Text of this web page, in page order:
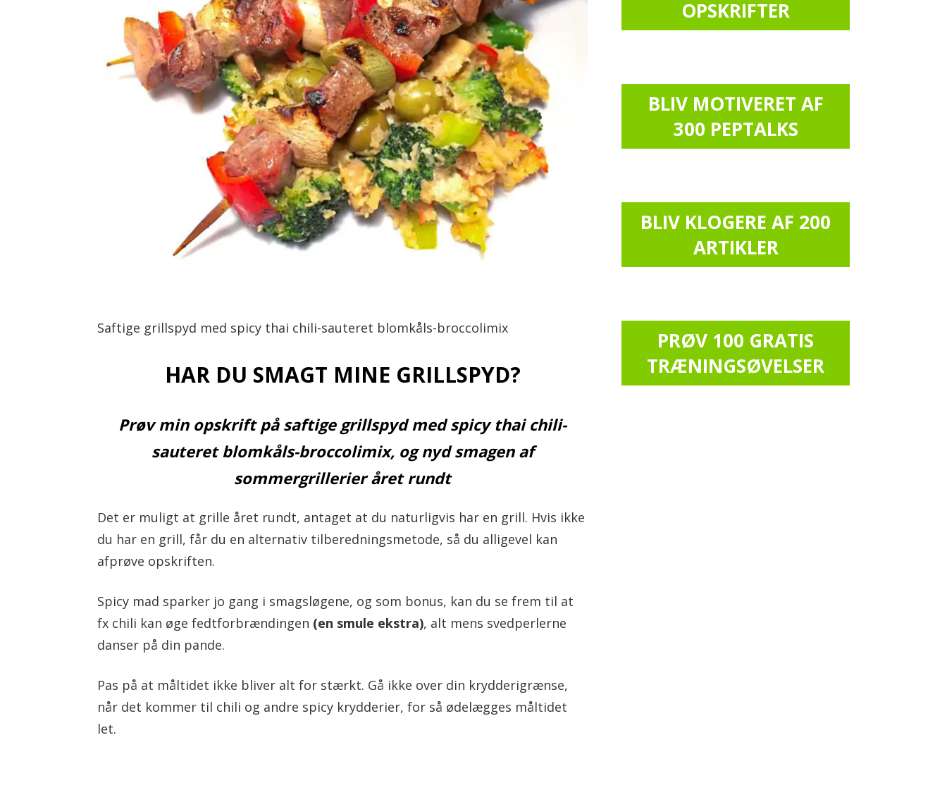
inspirerer
dig
til
et
liv!
Saftige grillspyd med spicy thai chili-sauteret blomkåls-broccolimix
HAR DU SMAGT MINE GRILLSPYD?
Prøv min opskrift på saftige grillspyd med spicy thai chili-
sauteret blomkåls-broccolimix, og nyd smagen af
sommergrillerier året rundt
Det er muligt at grille året rundt, antaget at du naturligvis har en grill. Hvis ikke
du har en grill, får du en alternativ tilberedningsmetode, så du alligevel kan
afprøve opskriften.
Spicy mad sparker jo gang i smagsløgene, og som bonus, kan du se frem til at
fx chili kan øge fedtforbrændingen (en smule ekstra), alt mens svedperlerne
danser på din pande.
Pas på at måltidet ikke bliver alt for stærkt. Gå ikke over din krydderigrænse,
når det kommer til chili og andre spicy krydderier, for så ødelægges måltidet
let.
OPSKRIFTER
BLIV MOTIVERET AF
300 PEPTALKS
BLIV KLOGERE AF 200
ARTIKLER
PRØV 100 GRATIS
TRÆNINGSØVELSER